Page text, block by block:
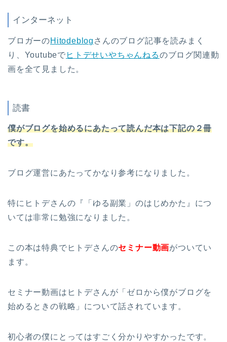
インターネット
ブロガーのHitodeblog さんのブログ記事を読みまく
り、Youtubeで ヒトデせいやちゃんねるのブログ関連動
画を全て見ました。
読書
僕がブログを始めるにあたって読んだ本は下記の２冊
です。
ブログ運営にあたってかなり参考になりました。
特にヒトデさんの『「ゆる副業」のはじめかた』につ
いては非常に勉強になりました。
この本は特典でヒトデさんのセミナー動画がついてい
ます。
セミナー動画はヒトデさんが「ゼロから僕がブログを
始めるときの戦略」について話されています。
初心者の僕にとってはすごく分かりやすかったです。